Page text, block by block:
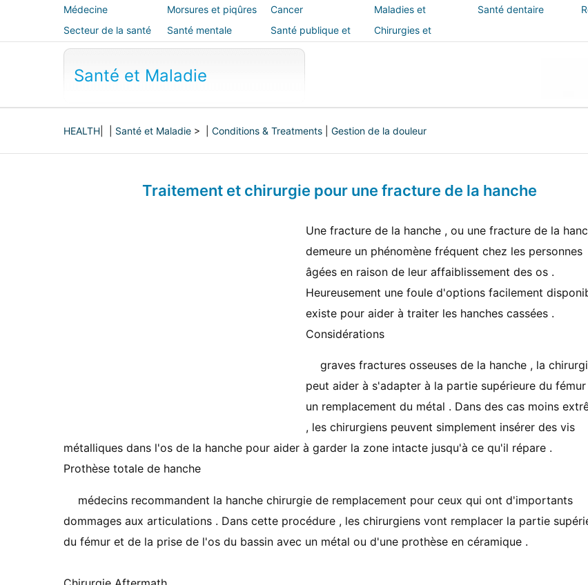
Médecine
alternative
Morsures et piqûres Cancer
Maladies et
traitements
Santé dentaire
Secteur de la santé
Santé mentale
Santé publique et
sécurité
Chirurgies et
Santé et Maladie
HEALTH Santé et Maladie > | Conditions & Treatments Gestion de la douleur
Traitement et chirurgie pour une fracture de la hanche
Une fracture de la hanche , ou une fracture de la
demeure un phénomène fréquent chez les personnes
âgées en raison de leur affaiblissement des os .
Heureusement une foule d'options facilement
existe pour aider à traiter les hanches cassées .
Considérations
graves fractures osseuses de la hanche , la
peut aider à s'adapter à la partie supérieure du
un remplacement du métal . Dans des cas moins
, les chirurgiens peuvent simplement insérer des vis
métalliques dans l'os de la hanche pour aider à garder la zone intacte jusqu'à ce qu'il répare .
Prothèse totale de hanche
médecins recommandent la hanche chirurgie de remplacement pour ceux qui ont d'importants
dommages aux articulations . Dans cette procédure , les chirurgiens vont remplacer la partie
du fémur et de la prise de l'os du bassin avec un métal ou d'une prothèse en céramique .